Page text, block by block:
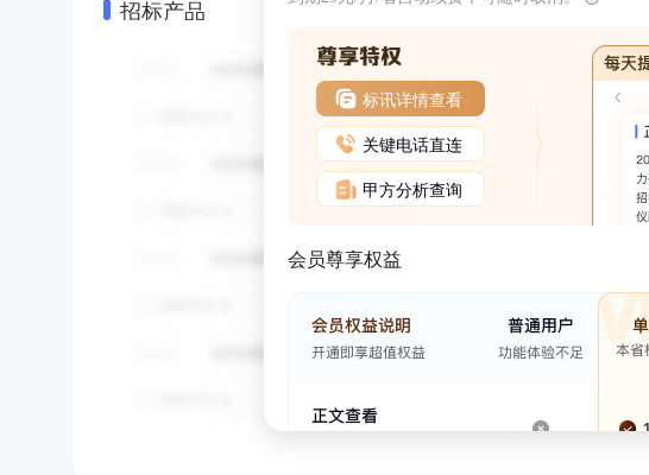
招标产品
标讯详情查看
关键电话直连
甲方分析查询
会员尊享权益